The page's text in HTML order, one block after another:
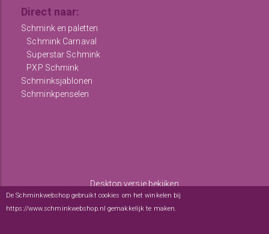
Direct naar:
Schmink en paletten
Schmink Carnaval
Superstar Schmink
PXP Schmink
Schminksjablonen
Schminkpenselen
Desktop versie bekijken
De Schminkwebshop gebruikt cookies om het winkelen bij
https://www.schminkwebshop.nl gemakkelijk te maken.